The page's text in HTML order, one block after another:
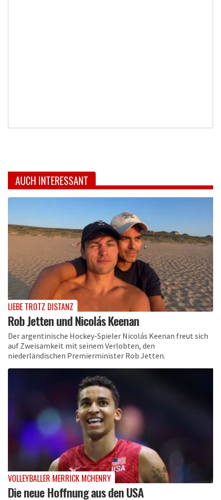
AUCH INTERESSANT
LIEBE TROTZ DISTANZ
Rob Jetten und Nicolás Keenan
Der argentinische Hockey-Spieler Nicolás Keenan freut sich
auf Zweisamkeit mit seinem Verlobten, den
niederländischen Premierminister Rob Jetten.
VOLLEYBALLER MERRICK MCHENRY
Die neue Hoffnung aus den USA